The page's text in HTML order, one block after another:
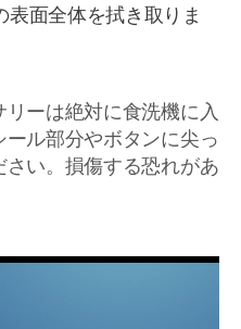
面全体を拭き取りま
ーは絶対に食洗機に入
ル部分やボタンに尖っ
い。損傷する恐れがあ